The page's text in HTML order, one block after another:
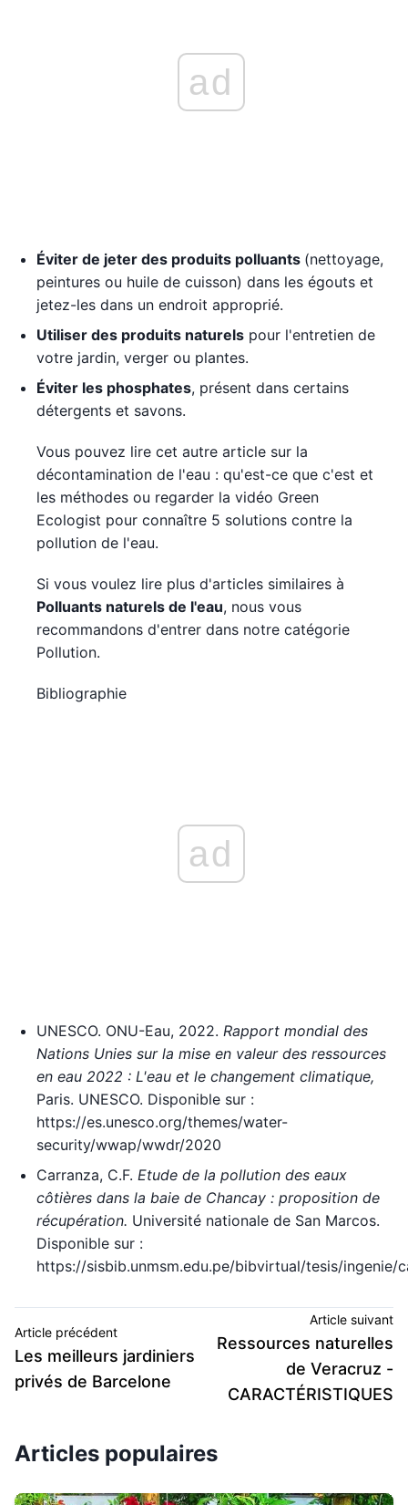
ad
Éviter de jeter des produits polluants (nettoyage,
peintures ou huile de cuisson) dans les égouts et
jetez-les dans un endroit approprié.
Utiliser des produits naturels pour l'entretien de
votre jardin, verger ou plantes.
Éviter les phosphates, présent dans certains
détergents et savons.
Vous pouvez lire cet autre article sur la
décontamination de l'eau : qu'est-ce que c'est et
les méthodes ou regarder la vidéo Green
Ecologist pour connaître 5 solutions contre la
pollution de l'eau.
Si vous voulez lire plus d'articles similaires à
Polluants naturels de l'eau, nous vous
recommandons d'entrer dans notre catégorie
Pollution.
Bibliographie
ad
UNESCO. ONU-Eau, 2022. Rapport mondial des
Nations Unies sur la mise en valeur des ressources
en eau 2022 : L'eau et le changement climatique,
Paris. UNESCO. Disponible sur :
https://es.unesco.org/themes/water-
security/wwap/wwdr/2020
Carranza, C.F. Etude de la pollution des eaux
côtières dans la baie de Chancay : proposition de
récupération. Université nationale de San Marcos.
Disponible sur :
https://sisbib.unmsm.edu.pe/bibvirtual/tesis/ingenie/
Article précédent
Les meilleurs jardiniers
privés de Barcelone
Article suivant
Ressources naturelles
de Veracruz -
CARACTÉRISTIQUES
Articles populaires